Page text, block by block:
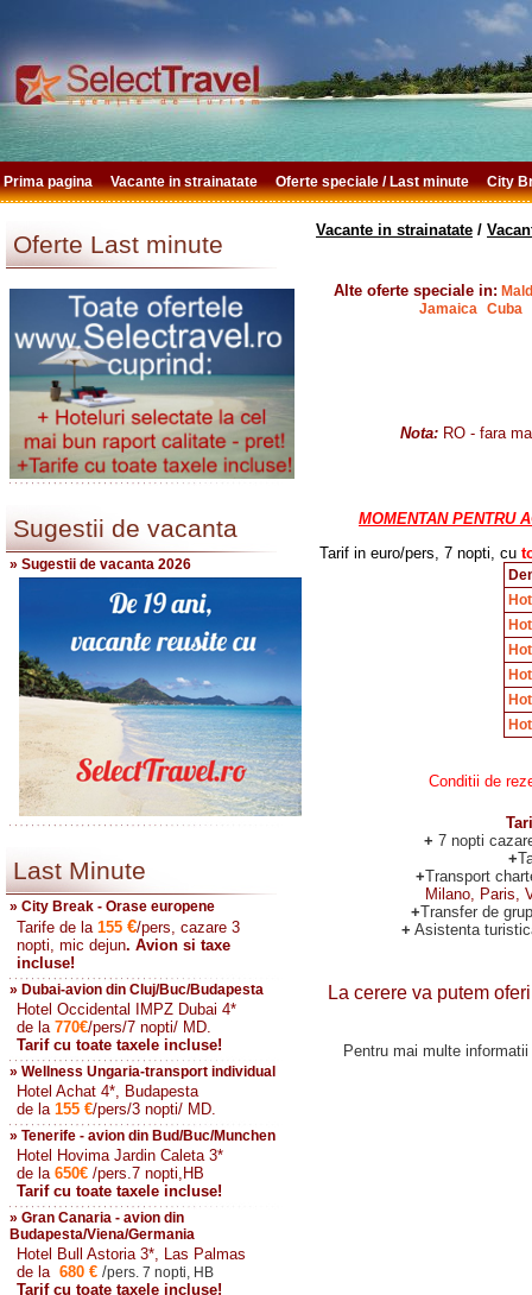
Prima pagina Vacante in strainatate Oferte speciale / Last minute City
Oferte Last minute
Sugestii de vacanta
» Sugestii de vacanta 2026
Last Minute
» City Break - Orase europene
Tarife de la 155 €/pers, cazare 3
nopti, mic dejun. Avion si taxe
incluse!
» Dubai-avion din Cluj/Buc/Budapesta
Hotel Occidental IMPZ Dubai 4*
de la 770€/pers/7 nopti/ MD.
Tarif cu toate taxele incluse!
» Wellness Ungaria-transport individual
Hotel Achat 4*, Budapesta
de la 155 €/pers/3 nopti/ MD.
» Tenerife - avion din Bud/Buc/Munchen
Hotel Hovima Jardin Caleta 3*
de la 650€ /pers.7 nopti,HB
Tarif cu toate taxele incluse!
» Gran Canaria - avion din
Budapesta/Viena/Germania
Hotel Bull Astoria 3*, Las Palmas
de la 680 € /pers. 7 nopti, HB
Tarif cu toate taxele incluse!
Vacante in strainatate /
Alte oferte speciale in:
Jamaica
Cuba
Nota: RO - fara
MOMENTAN PENTRU
Tarif in euro/pers, 7 nopti, cu
Conditii de rezervare si
+ 7 nopti
+
+Transport
Milano, Paris,
+Transfer de
+ Asistenta
La cerere va putem
Pentru mai multe